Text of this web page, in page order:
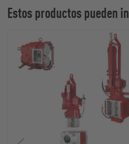
Estos productos pueden